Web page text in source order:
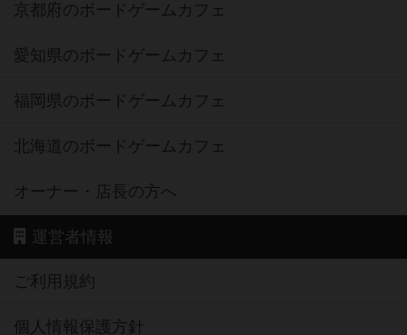
京都府のボードゲームカフェ
愛知県のボードゲームカフェ
福岡県のボードゲームカフェ
北海道のボードゲームカフェ
オーナー・店長の方へ
運営者情報
ご利用規約
個人情報保護方針